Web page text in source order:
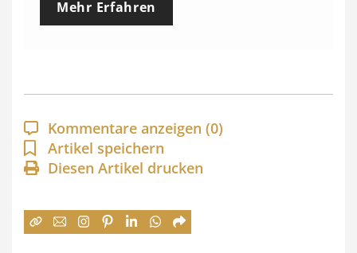
p
a
n
n
:
Mehr Erfahren
Kommentare anzeigen (0)
Artikel speichern
Diesen Artikel drucken